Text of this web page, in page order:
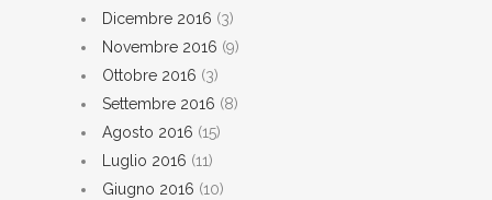
Dicembre 2016 (3)
Novembre 2016 (9)
Ottobre 2016 (3)
Settembre 2016 (8)
Agosto 2016 (15)
Luglio 2016 (11)
Giugno 2016 (10)